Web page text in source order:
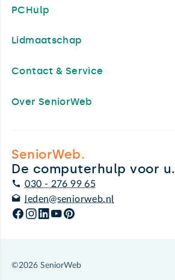
PCHulp
Lidmaatschap
Contact & Service
Over SeniorWeb
SeniorWeb.
De computerhulp voor u.
030 - 276 99 65
leden@seniorweb.nl
©2026 SeniorWeb